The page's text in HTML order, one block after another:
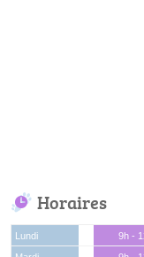
Horaires
Lundi 9h -